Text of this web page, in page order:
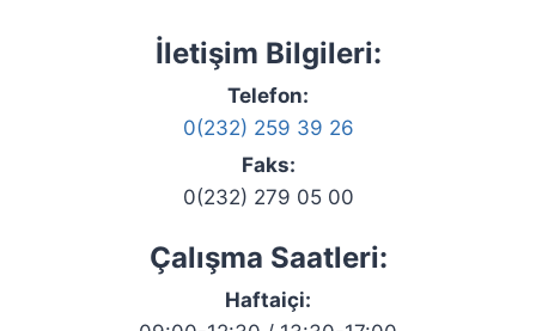
İletişim Bilgileri:
Telefon:
0(232) 259 39 26
Faks:
0(232) 279 05 00
Çalışma Saatleri:
Haftaiçi: